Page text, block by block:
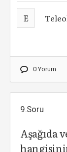
E
0 Yorum
9.Soru
Aşağıda